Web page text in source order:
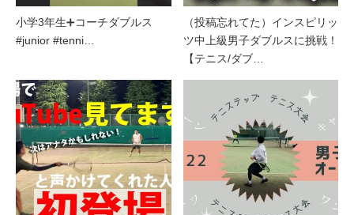
小学3年生➕コーチダブルス
#junior #tenni…
（投稿忘れてた）インスピリッ
ツ中上級男子ダブルスに挑戦！
【テニス/ダブ…